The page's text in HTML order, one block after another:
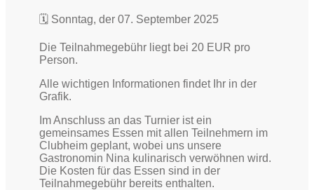
🗓️ Sonntag, der 07. September 2025
Die Teilnahmegebühr liegt bei 20 EUR pro
Person.
Alle wichtigen Informationen findet Ihr in der
Grafik.
Im Anschluss an das Turnier ist ein
gemeinsames Essen mit allen Teilnehmern im
Clubheim geplant, wobei uns unsere
Gastronomin Nina kulinarisch verwöhnen wird.
Die Kosten für das Essen sind in der
Teilnahmegebühr bereits enthalten.